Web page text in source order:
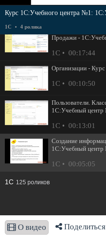
Курс 1С:Учебного центра №1:
1С 4 ролика
Продажи -
1С 00:17:44
Организации -
1С 00:10:50
Пользователи.
1С:Учебный
1С 00:13:01
Создание
1С:Учебный
1С 00:05:05
1С 125 роликов
О видео Поделиться